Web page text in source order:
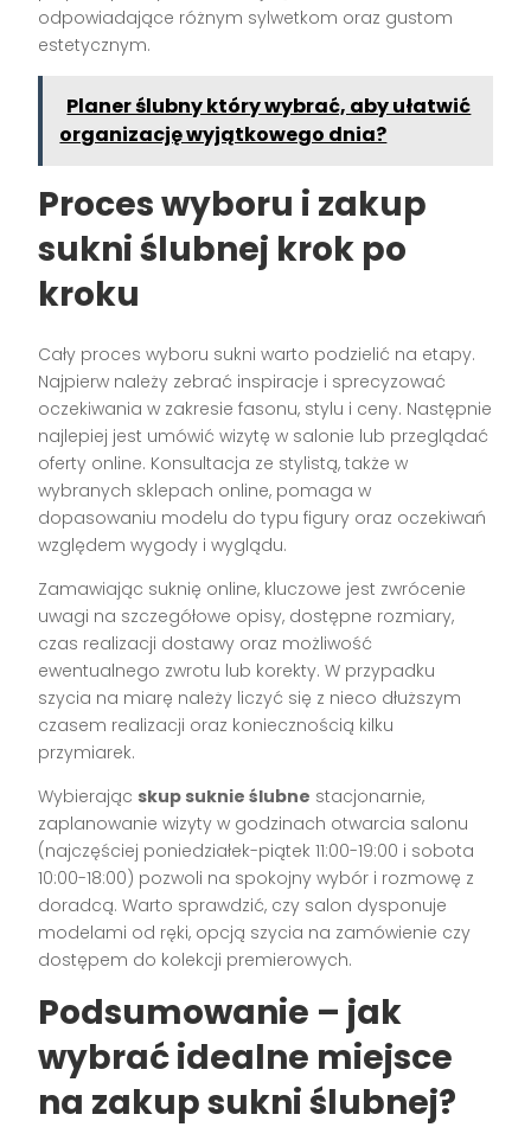
odpowiadające różnym sylwetkom oraz gustom
estetycznym.
Planer ślubny który wybrać, aby ułatwić
organizację wyjątkowego dnia?
Proces wyboru i zakup
sukni ślubnej krok po
kroku
Cały proces wyboru sukni warto podzielić na etapy.
Najpierw należy zebrać inspiracje i sprecyzować
oczekiwania w zakresie fasonu, stylu i ceny. Następnie
najlepiej jest umówić wizytę w salonie lub przeglądać
oferty online. Konsultacja ze stylistą, także w
wybranych sklepach online, pomaga w
dopasowaniu modelu do typu figury oraz oczekiwań
względem wygody i wyglądu.
Zamawiając suknię online, kluczowe jest zwrócenie
uwagi na szczegółowe opisy, dostępne rozmiary,
czas realizacji dostawy oraz możliwość
ewentualnego zwrotu lub korekty. W przypadku
szycia na miarę należy liczyć się z nieco dłuższym
czasem realizacji oraz koniecznością kilku
przymiarek.
Wybierając skup suknie ślubne stacjonarnie,
zaplanowanie wizyty w godzinach otwarcia salonu
(najczęściej poniedziałek-piątek 11:00-19:00 i sobota
10:00-18:00) pozwoli na spokojny wybór i rozmowę z
doradcą. Warto sprawdzić, czy salon dysponuje
modelami od ręki, opcją szycia na zamówienie czy
dostępem do kolekcji premierowych.
Podsumowanie – jak
wybrać idealne miejsce
na zakup sukni ślubnej?